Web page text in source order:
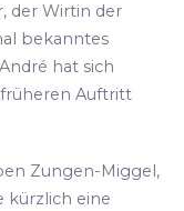
der Wirtin der
bekanntes
hat sich
Auftritt
Zungen-Miggel,
kürzlich eine